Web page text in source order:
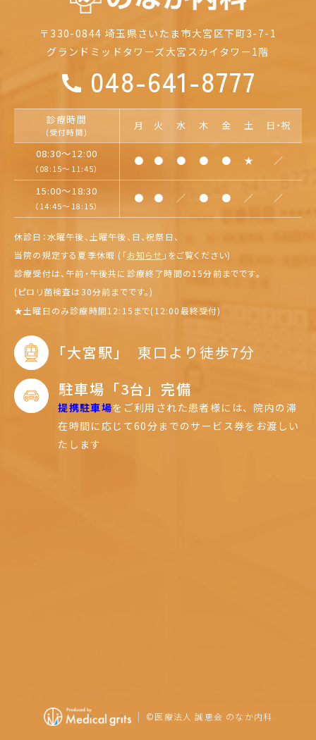
〒330-0844 埼玉県さいたま市大宮区下町3-7-1
グランドミッドタワーズ大宮 スカイタワー1階
048-641-8777
診療時間
(受付時間)
月 火 水 木 金 土 日・祝
08:30～12:00
（08:15～11:45）
● ● ● ● ● ★ ／
15:00～18:30
（14:45～18:15）
● ● ／ ● ● ／ ／
休診日：水曜午後、土曜午後、日、祝祭日、
当院の規定する夏季休暇 (「お知らせ 」をご覧ください)
診療受付は、午前・午後共に診療終了時間の15分前までです。
(ピロリ菌検査は30分前までです。)
★土曜日のみ診療時間12:15まで(12:00最終受付)
｢大宮駅｣ 東口より徒歩7分
駐車場「3台」完備
提携駐車場をご利用された患者様には、 院内の滞
在時間に応じて60分までのサービス券をお渡しい
たします
©医療法人 誠恵会 のなか内科